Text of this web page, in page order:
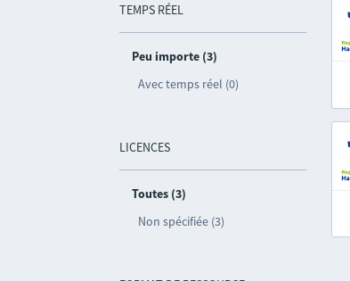
TEMPS RÉEL
Peu importe (3)
Avec temps réel (0)
LICENCES
Toutes (3)
Non spécifiée (3)